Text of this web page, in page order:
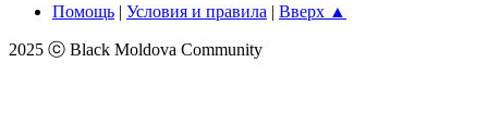
Помощь | Условия и правила | Вверх ▲
2025 ⓒ Black Moldova Community